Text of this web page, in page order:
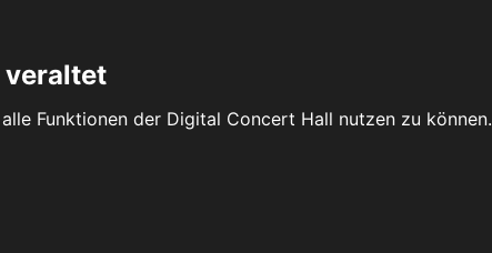
veraltet
Funktionen der Digital Concert Hall nutzen zu können.